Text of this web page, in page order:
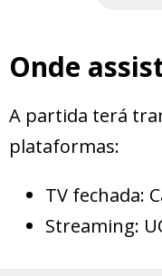
Onde
A partida terá
plataformas:
TV fechada:
Streaming: